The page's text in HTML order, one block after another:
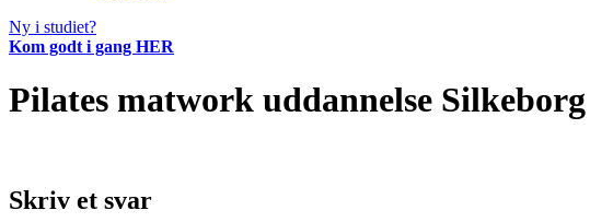
Ny i studiet?
Kom godt i gang HER
Pilates matwork uddannelse
Skriv et svar